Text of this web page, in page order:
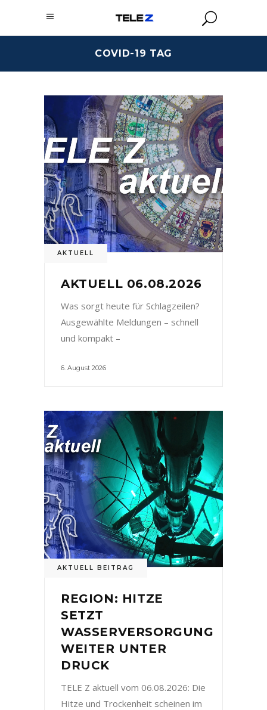
COVID-19 TAG
AKTUELL
AKTUELL 06.08.2026
Was sorgt heute für Schlagzeilen?
Ausgewählte Meldungen – schnell
und kompakt –
6. August 2026
AKTUELL BEITRAG
REGION: HITZE
SETZT
WASSERVERSORGUNG
WEITER UNTER
DRUCK
TELE Z aktuell vom 06.08.2026: Die
Hitze und Trockenheit scheinen im